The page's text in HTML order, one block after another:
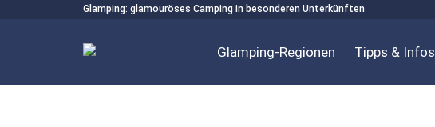
Glamping: glamouröses Camping in besonderen Unterkünften
Glamping-Regionen Tipps & Infos